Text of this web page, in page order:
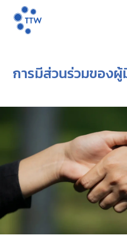
การพัฒนาอย่างยั่งยืน
การกำกับดูแลกิจการ
นักลงทุนสัมพันธ์
ข่าวสารและกิจกรรม
การมีส่วนร่วมของ